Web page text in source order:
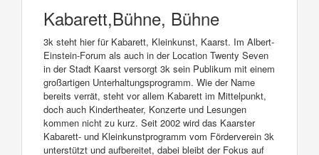
Kabarett,Bühne, Bühne
3k steht hier für Kabarett, Kleinkunst, Kaarst. Im Albert-
Einstein-Forum als auch in der Location Twenty Seven
in der Stadt Kaarst versorgt 3k sein Publikum mit einem
großartigen Unterhaltungsprogramm. Wie der Name
bereits verrät, steht vor allem Kabarett im Mittelpunkt,
doch auch Kindertheater, Konzerte und Lesungen
kommen nicht zu kurz. Seit 2002 wird das Kaarster
Kabarett- und Kleinkunstprogramm vom Förderverein 3k
unterstützt und aufbereitet, dabei bleibt der Fokus auf